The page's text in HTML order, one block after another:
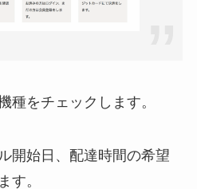
種をチェックします。
開始日、配達時間の希望
す。